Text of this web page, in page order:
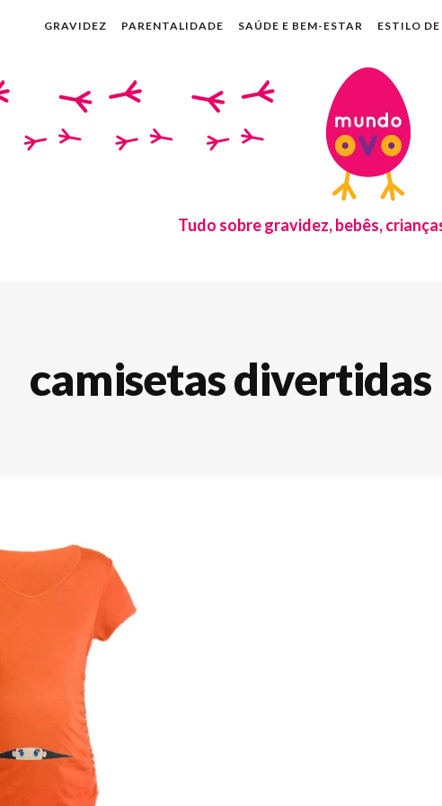
GRAVIDEZ PARENTALIDADE SAÚDE E BEM-ESTAR ESTILO
Tudo sobre gravidez, bebês,
camisetas